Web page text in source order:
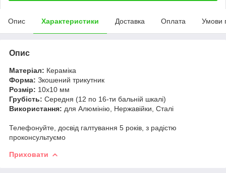
Опис Характеристики Доставка Оплата Умови
Опис
Матеріал: Кераміка
Форма: Зкошений трикутник
Розмір: 10х10 мм
Грубість: Середня (12 по 16-ти бальній шкалі)
Використання: для Алюмінію, Нержавійки, Сталі
Телефонуйте, досвід галтування 5 років, з радістю
проконсультуємо
Приховати